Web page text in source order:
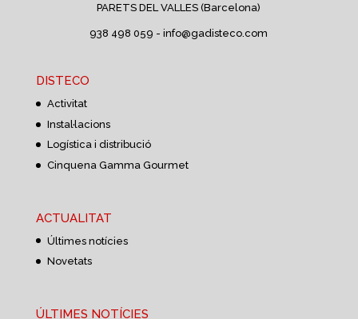
PARETS DEL VALLES (Barcelona)
938 498 059 -info@gadisteco.com
DISTECO
Activitat
Instal·lacions
Logística i distribució
Cinquena Gamma Gourmet
ACTUALITAT
Últimes notícies
Novetats
ÚLTIMES NOTÍCIES